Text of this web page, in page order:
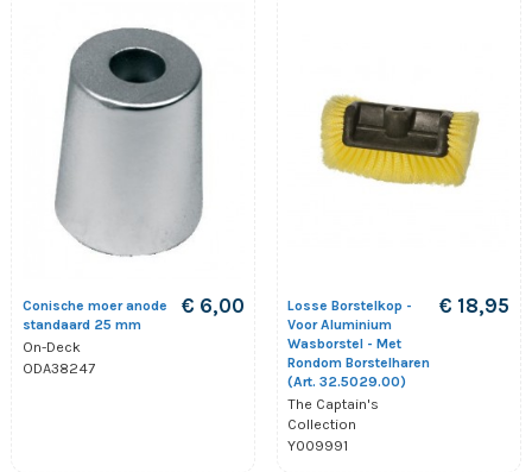
Conische moer anode
standaard 25 mm
On-Deck
ODA38247
€ 6,00
Losse Borstelkop -
Voor Aluminium
Wasborstel - Met
Rondom Borstelharen
(Art. 32.5029.00)
The Captain's
Collection
Y009991
€ 18,95